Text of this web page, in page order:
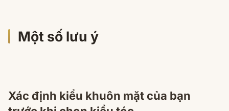
Một số lưu ý
Xác định kiểu khuôn mặt của bạn